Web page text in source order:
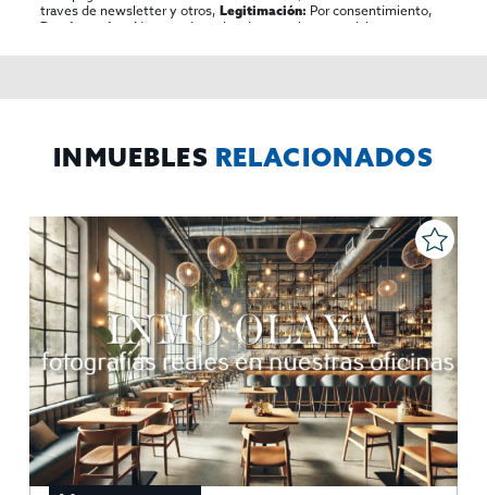
traves de newsletter y otros,Legitimación: Por consentimiento,
Destinatarios:
No se cederan los datos, salvo para elaborar
rectificar y suprimir los datos, solicitar la portabilidad de los
INMUEBLES RELACIONADOS